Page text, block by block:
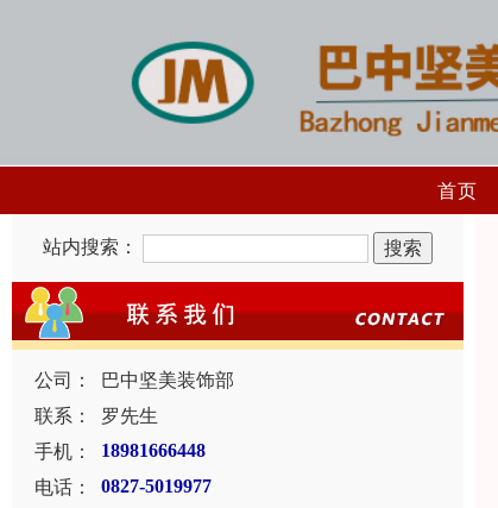
首页
站内搜索：
公司：
巴中坚美装饰部
联系：
罗先生
手机：
18981666448
电话： 0827-5019977